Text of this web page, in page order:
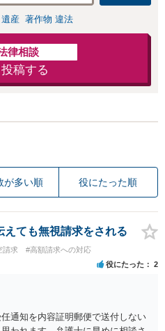
産 著作物 違法
律相談
稿する
が多い順 役にたった順
ても無視請求をされる
請求 #高額請求への対応
役にたった 2
通知を内容証明郵便で送付しない